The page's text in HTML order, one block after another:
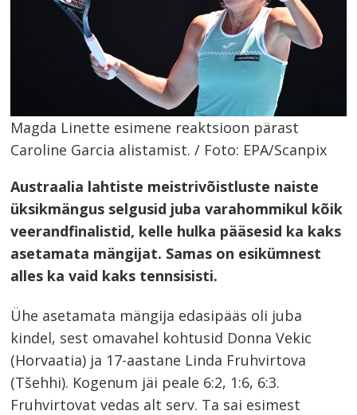
Magda Linette esimene reaktsioon pärast
Caroline Garcia alistamist. / Foto: EPA/Scanpix
Austraalia lahtiste meistrivõistluste naiste
üksikmängus selgusid juba varahommikul kõik
veerandfinalistid, kelle hulka pääsesid ka kaks
asetamata mängijat. Samas on esikümnest
alles ka vaid kaks tennsisisti.
Ühe asetamata mängija edasipääs oli juba
kindel, sest omavahel kohtusid Donna Vekic
(Horvaatia) ja 17-aastane Linda Fruhvirtova
(Tšehhi). Kogenum jäi peale 6:2, 1:6, 6:3.
Fruhvirtovat vedas alt serv. Ta sai esimest